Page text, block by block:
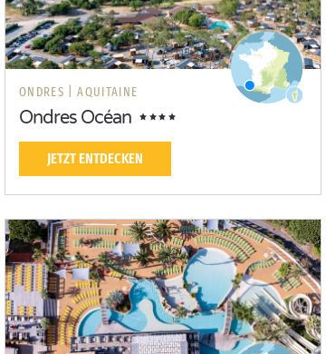
ONDRES | AQUITAINE
Ondres Océan
JETZT ENTDECKEN